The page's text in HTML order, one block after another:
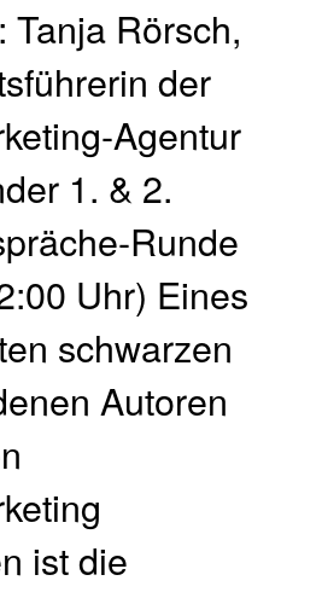
Tanja Rörsch,
der
Agentur
1. & 2.
Runde
Uhr) Eines
schwarzen
Autoren
ist die